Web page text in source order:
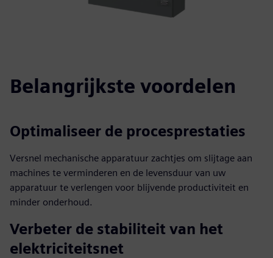
Belangrijkste voordelen
Optimaliseer de procesprestaties
Versnel mechanische apparatuur zachtjes om slijtage aan
machines te verminderen en de levensduur van uw
apparatuur te verlengen voor blijvende productiviteit en
minder onderhoud.
Verbeter de stabiliteit van het
elektriciteitsnet